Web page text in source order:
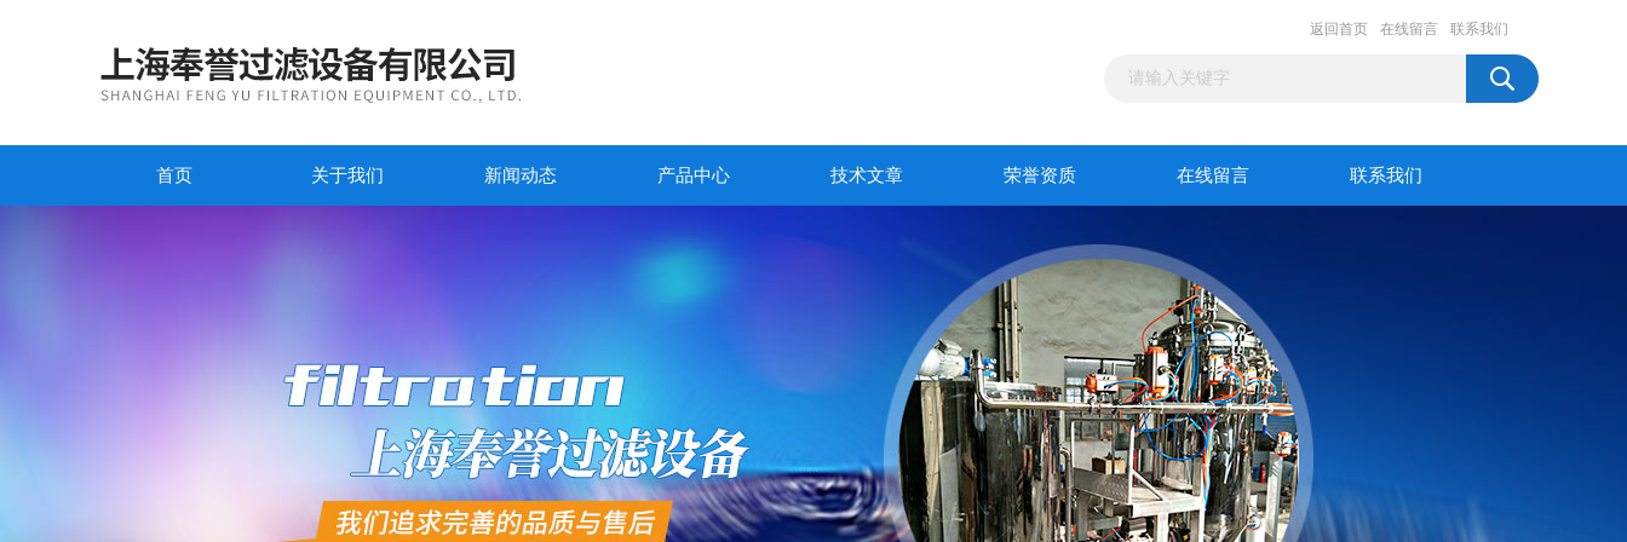
返回首页 在线留言 联系我们
首页 关于我们 新闻动态 产品中心 技术文章 荣誉资质 在线留言 联系我们